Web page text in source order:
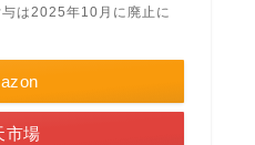
は2025年10月に廃止に
市場